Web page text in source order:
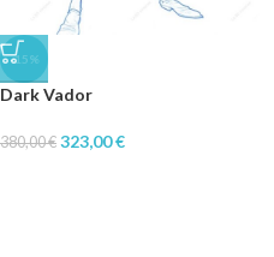
-15%
Dark Vador
380,00€ 323,00€